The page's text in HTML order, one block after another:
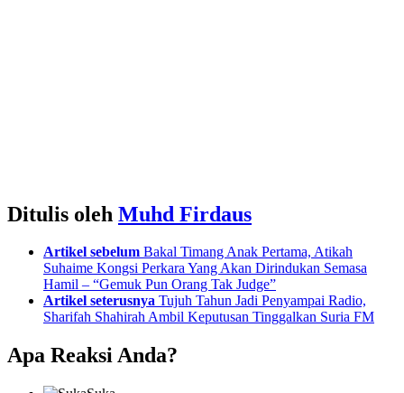
Ditulis oleh Muhd Firdaus
Artikel sebelum Bakal Timang Anak Pertama, Atikah
Suhaime Kongsi Perkara Yang Akan Dirindukan Semasa
Hamil – “Gemuk Pun Orang Tak Judge”
Artikel seterusnya Tujuh Tahun Jadi Penyampai Radio,
Sharifah Shahirah Ambil Keputusan Tinggalkan Suria FM
Apa Reaksi Anda?